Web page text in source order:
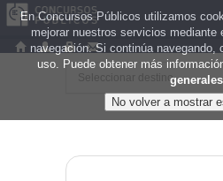
En Concursos Públicos utilizamos
mejorar nuestros servicios
navegación. Si continúa navegando,
uso. Puede obtener más
generales